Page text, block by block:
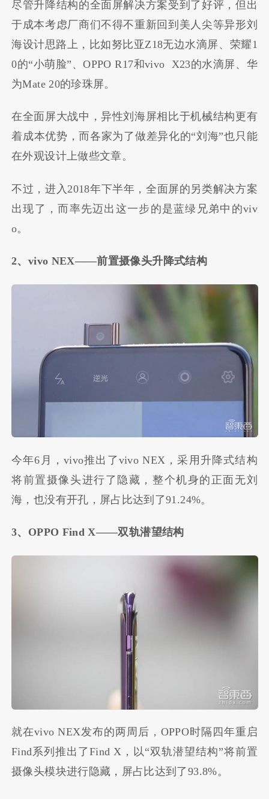
尽管升降结构的全面屏解决方案受到了好评，但出
于成本考虑厂商们不得不重新回到美人尖等异形刘
海设计思路上，比如努比亚Z18无边水滴屏、荣耀1
0的“小萌脸”、OPPO R17和vivo X23的水滴屏、华
为Mate 20的珍珠屏。
在全面屏大战中，异性刘海屏相比于机械结构更有
着成本优势，而各家为了做差异化的“刘海”也只能
在外观设计上做些文章。
不过，进入2018年下半年，全面屏的另类解决方案
出现了，而率先迈出这一步的是蓝绿兄弟中的viv
o。
2、vivo NEX——前置摄像头升降式结构
今年6月，vivo推出了vivo NEX，采用升降式结构
将前置摄像头进行了隐藏，整个机身的正面无刘
海，也没有开孔，屏占比达到了91.24%。
3、OPPO Find X——双轨潜望结构
就在vivo NEX发布的两周后，OPPO时隔四年重启
Find系列推出了Find X，以“双轨潜望结构”将前置
摄像头模块进行隐藏，屏占比达到了93.8%。